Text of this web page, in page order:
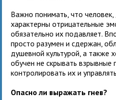
Важно понимать, что человек,
характерны отрицательные
обязательно их подавляет.
просто разумен и сдержан,
душевной культурой, а также
обучен не скрывать взрывные
контролировать их и
Опасно ли выражать гнев?